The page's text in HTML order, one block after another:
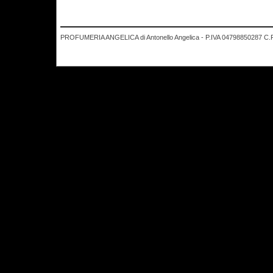
PROFUMERIA ANGELICA di Antonello Angelica - P.IVA 04798850287